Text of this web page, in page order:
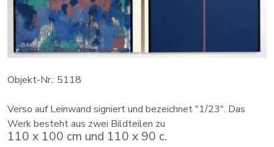
Objekt-Nr.: 5118
Verso auf Leinwand signiert und bezeichnet "1/23". Das
Werk besteht aus zwei Bildteilen zu
110 x 100 cm und 110 x 90 c.